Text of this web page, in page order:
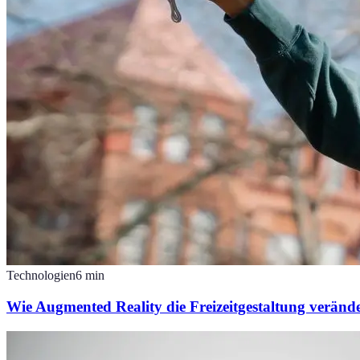
Technologien6 min
Wie Augmented Reality die Freizeitgestaltung